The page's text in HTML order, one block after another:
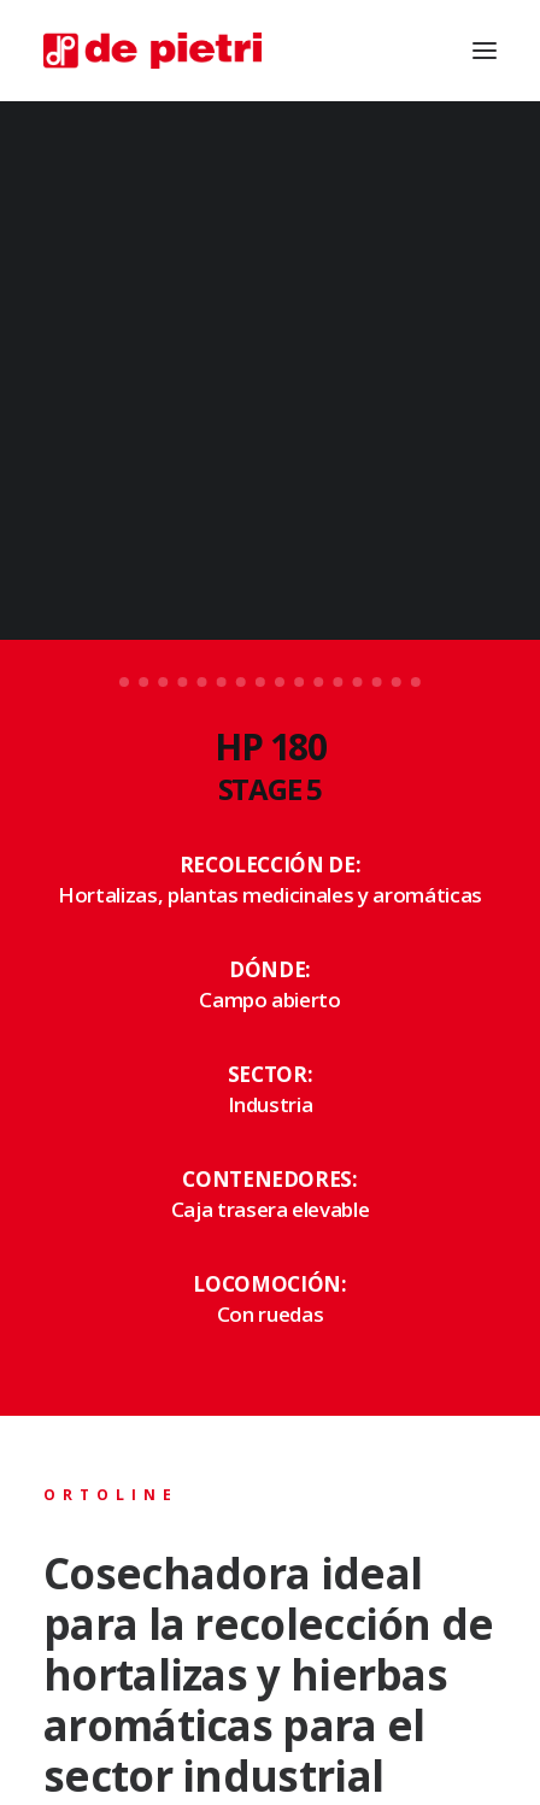
HP 180
STAGE 5
RECOLECCIÓN DE:
Hortalizas, plantas medicinales y aromáticas
DÓNDE:
Campo abierto
SECTOR:
Industria
CONTENEDORES:
Caja trasera elevable
LOCOMOCIÓN:
Con ruedas
ORTOLINE
Cosechadora ideal
para la recolección de
hortalizas y hierbas
aromáticas para el
sector industrial